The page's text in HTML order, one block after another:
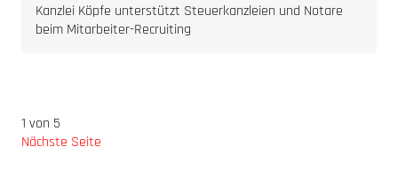
Kanzlei Köpfe unterstützt Steuerkanzleien und Notare
beim Mitarbeiter-Recruiting
1 von 5
Nächste Seite